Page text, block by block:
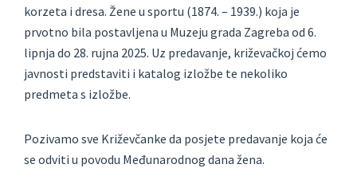
korzeta i dresa. Žene u sportu (1874. – 1939.) koja je
prvotno bila postavljena u Muzeju grada Zagreba od 6.
lipnja do 28. rujna 2025. Uz predavanje, križevačkoj ćemo
javnosti predstaviti i katalog izložbe te nekoliko
predmeta s izložbe.
Pozivamo sve Križevčanke da posjete predavanje koja će
se odviti u povodu Međunarodnog dana žena.